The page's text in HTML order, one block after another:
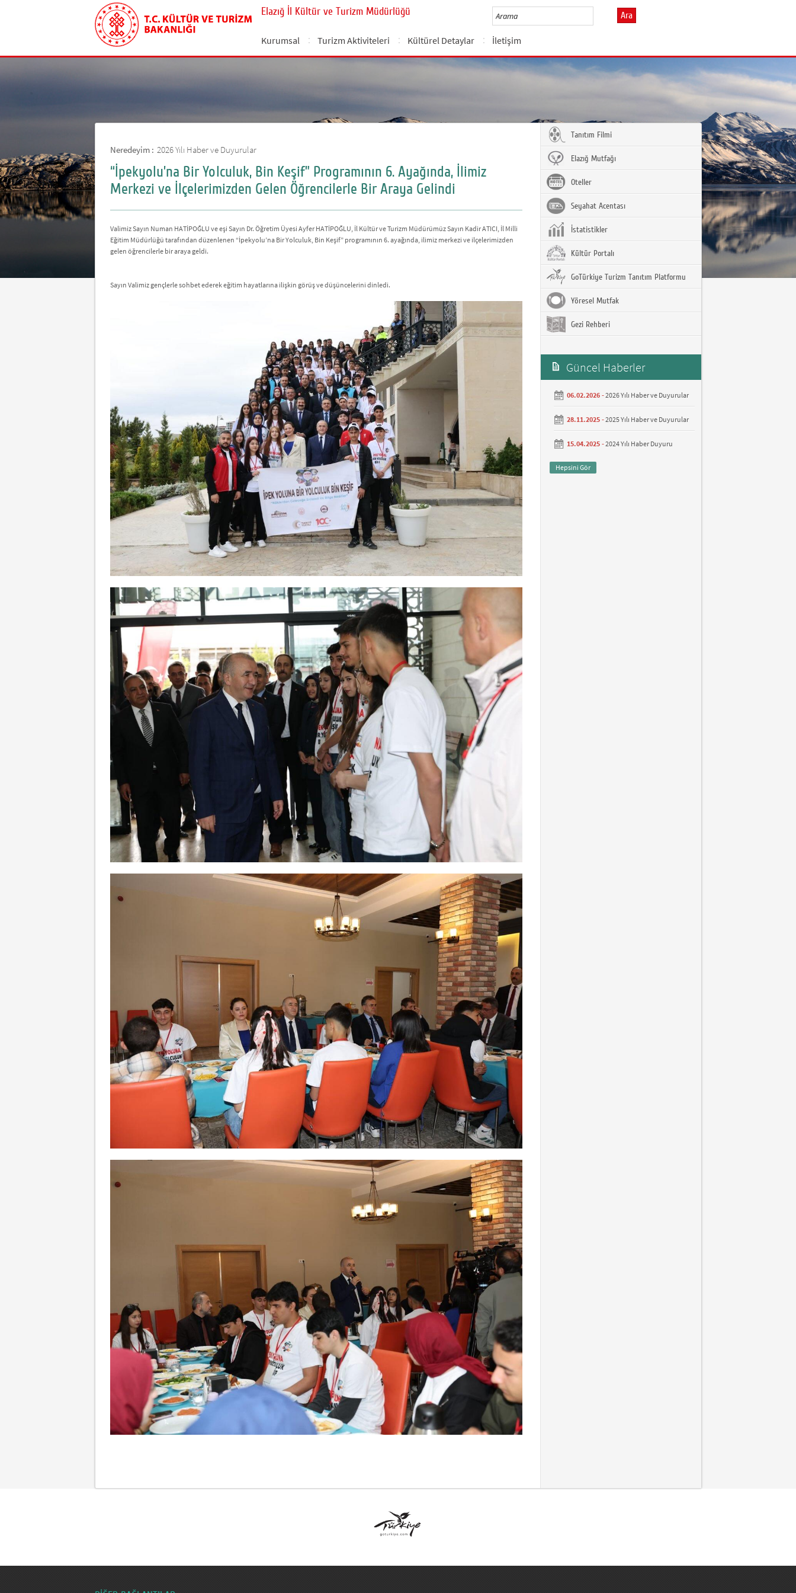
Elazığ İl Kültür ve Turizm Müdürlüğü Ara
Kurumsal Turizm Aktiviteleri Kültürel Detaylar İletişim
Neredeyim : 2026 Yılı Haber ve Duyurular
“İpekyolu’na Bir Yolculuk, Bin Keşif” Programının 6. Ayağında, İlimiz
Merkezi ve İlçelerimizden Gelen Öğrencilerle Bir Araya Gelindi
Valimiz Sayın Numan HATİPOĞLU ve eşi Sayın Dr. Öğretim Üyesi Ayfer HATİPOĞLU, İl Kültür ve Turizm Müdürümüz Sayın Kadir ATICI, İl Milli
Eğitim Müdürlüğü tarafından düzenlenen “İpekyolu’na Bir Yolculuk, Bin Keşif” programının 6. ayağında, ilimiz merkezi ve ilçelerimizden
gelen öğrencilerle bir araya geldi.
Sayın Valimiz gençlerle sohbet ederek eğitim hayatlarına ilişkin görüş ve düşüncelerini dinledi.
Tanıtım Filmi
Elazığ Mutfağı
Oteller
Seyahat Acentası
İstatistikler
Kültür Portalı
GoTürkiye Turizm Tanıtım Platformu
Yöresel Mutfak
Gezi Rehberi
Güncel Haberler
06.02.2026 -2026 Yılı Haber ve Duyurular
28.11.2025 -2025 Yılı Haber ve Duyurular
15.04.2025 -2024 Yılı Haber Duyuru
Hepsini Gör